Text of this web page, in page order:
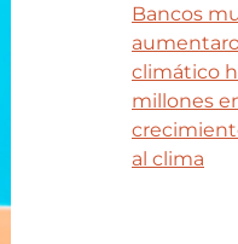
Bancos
climático
millones
al clima